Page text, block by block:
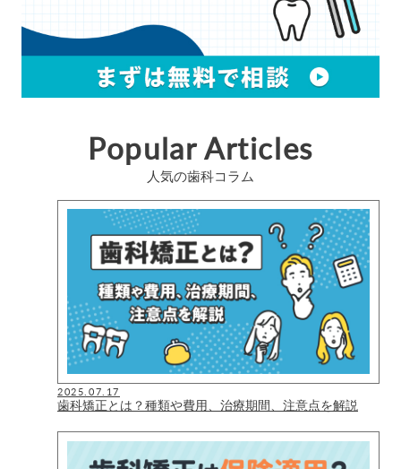
Popular Articles
人気の歯科コラム
2025.07.17
歯科矯正とは？種類や費用、治療期間、注意点を解説